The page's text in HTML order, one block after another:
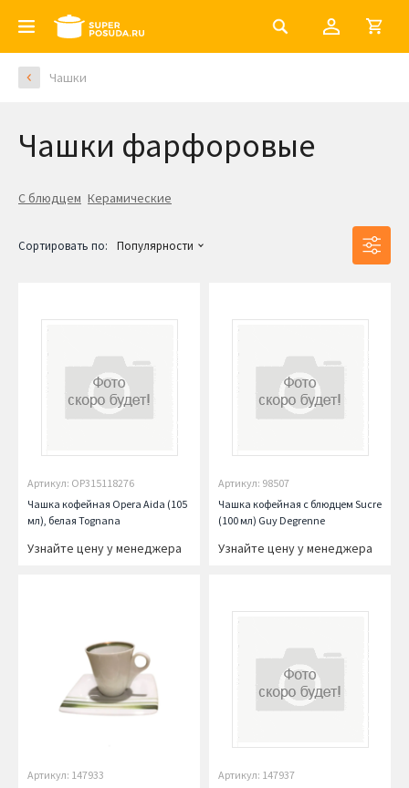
Чашки
Чашки фарфоровые
С блюдцем Керамические
Сортировать по: Популярности
Артикул: OP315118276
Чашка кофейная Opera Aida (105
мл), белая Tognana
Узнайте цену у менеджера
Артикул: 98507
Чашка кофейная с блюдцем Sucre
(100 мл) Guy Degrenne
Узнайте цену у менеджера
Артикул: 147933
Артикул: 147937